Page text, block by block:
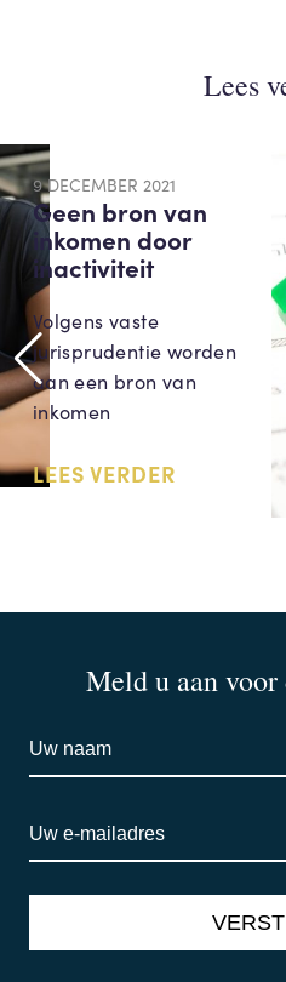
Lees
9 DECEMBER 2021
Geen bron van
inkomen door
inactiviteit
Volgens vaste
jurisprudentie worden
aan een bron van
inkomen
LEES VERDER
Meld u aan